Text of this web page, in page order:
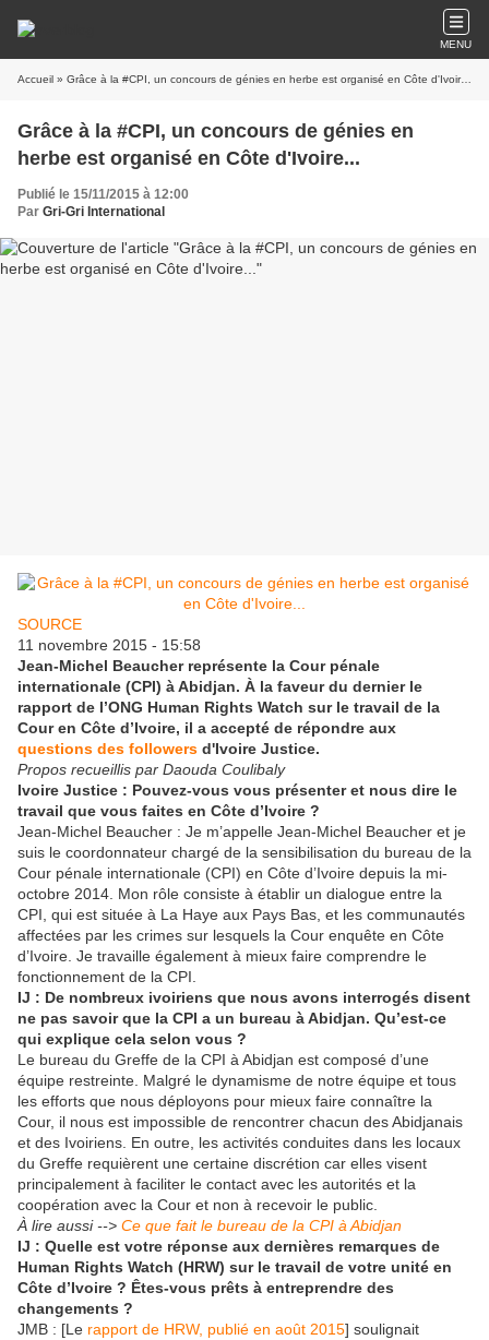
MENU
Accueil » Grâce à la #CPI, un concours de génies en herbe est organisé en Côte d'Ivoire...
Grâce à la #CPI, un concours de génies en
herbe est organisé en Côte d'Ivoire...
Publié le 15/11/2015 à 12:00
Par Gri-Gri International
SOURCE
11 novembre 2015 - 15:58
Jean-Michel Beaucher représente la Cour pénale
internationale (CPI) à Abidjan. À la faveur du dernier le
rapport de l’ONG Human Rights Watch sur le travail de la
Cour en Côte d’Ivoire, il a accepté de répondre aux
questions des followers d'Ivoire Justice.
Propos recueillis par Daouda Coulibaly
Ivoire Justice : Pouvez-vous vous présenter et nous dire le
travail que vous faites en Côte d’Ivoire ?
Jean-Michel Beaucher : Je m’appelle Jean-Michel Beaucher et je
suis le coordonnateur chargé de la sensibilisation du bureau de la
Cour pénale internationale (CPI) en Côte d’Ivoire depuis la mi-
octobre 2014. Mon rôle consiste à établir un dialogue entre la
CPI, qui est située à La Haye aux Pays Bas, et les communautés
affectées par les crimes sur lesquels la Cour enquête en Côte
d’Ivoire. Je travaille également à mieux faire comprendre le
fonctionnement de la CPI.
IJ : De nombreux ivoiriens que nous avons interrogés disent
ne pas savoir que la CPI a un bureau à Abidjan. Qu’est-ce
qui explique cela selon vous ?
Le bureau du Greffe de la CPI à Abidjan est composé d’une
équipe restreinte. Malgré le dynamisme de notre équipe et tous
les efforts que nous déployons pour mieux faire connaître la
Cour, il nous est impossible de rencontrer chacun des Abidjanais
et des Ivoiriens. En outre, les activités conduites dans les locaux
du Greffe requièrent une certaine discrétion car elles visent
principalement à faciliter le contact avec les autorités et la
coopération avec la Cour et non à recevoir le public.
À lire aussi --> Ce que fait le bureau de la CPI à Abidjan
IJ : Quelle est votre réponse aux dernières remarques de
Human Rights Watch (HRW) sur le travail de votre unité en
Côte d’Ivoire ? Êtes-vous prêts à entreprendre des
changements ?
JMB : [Le rapport de HRW, publié en août 2015] soulignait